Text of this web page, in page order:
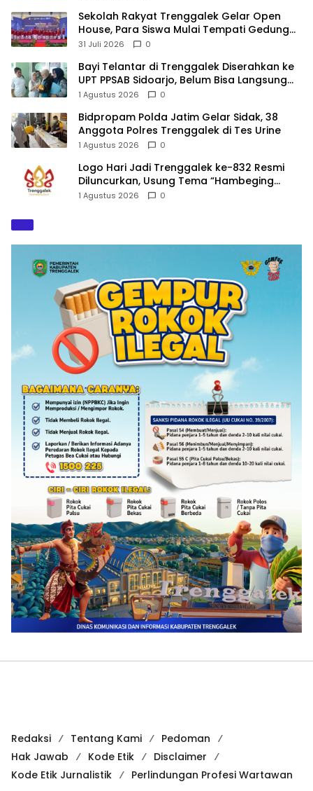
Sekolah Rakyat Trenggalek Gelar Open
House, Para Siswa Mulai Tempati Gedung
Baru
31 Juli 2026 0
Bayi Telantar di Trenggalek Diserahkan ke
UPT PPSAB Sidoarjo, Belum Bisa Langsung
Diadopsi
1 Agustus 2026 0
Bidpropam Polda Jatim Gelar Sidak, 38
Anggota Polres Trenggalek di Tes Urine
1 Agustus 2026 0
Logo Hari Jadi Trenggalek ke-832 Resmi
Diluncurkan, Usung Tema “Hambeging
Bumi” Gaungkan Harmoni dengan Alam
1 Agustus 2026 0
Redaksi Tentang Kami
Pedoman
Hak Jawab
Kode Etik
Disclaimer
Kode Etik Jurnalistik
Perlindungan Profesi Wartawan